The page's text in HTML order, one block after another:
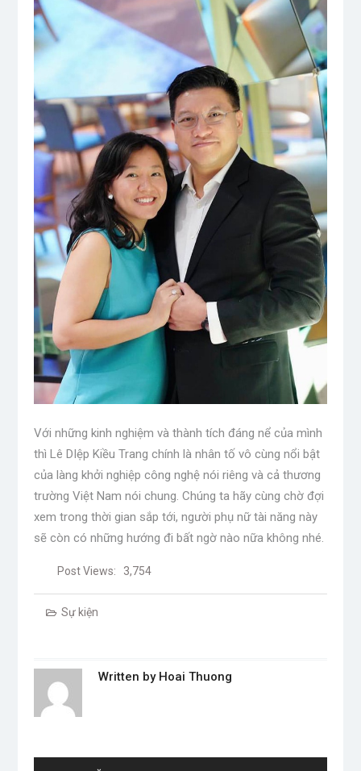
Với những kinh nghiệm và thành tích đáng nể của mình
thì Lê DIệp Kiều Trang chính là nhân tố vô cùng nổi bật
của làng khởi nghiệp công nghệ nói riêng và cả thương
trường Việt Nam nói chung. Chúng ta hãy cùng chờ đợi
xem trong thời gian sắp tới, người phụ nữ tài năng này
sẽ còn có những hướng đi bất ngờ nào nữa không nhé.
Post Views: 3,754
Sự kiện
Written by Hoai Thuong